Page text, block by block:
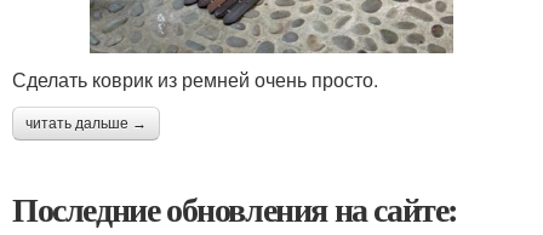
Сделать коврик из ремней очень просто.
читать дальше →
Последние обновления на сайте: